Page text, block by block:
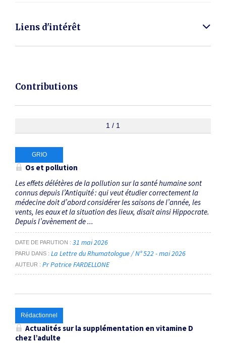
Liens d'intérêt
Contributions
1 / 1
GRIO
Os et pollution
Les effets délétères de la pollution sur la santé humaine sont
connus depuis l’Antiquité : qui veut étudier correctement la
médecine doit d’abord considérer les saisons de l’année, les
vents, les eaux et la situation des lieux, disait ainsi Hippocrate.
Depuis l’avènement de ...
DATE DE PARUTION 31 mai 2026
PARU DANS La Lettre du Rhumatologue / N° 522 - mai 2026
AUTEUR Pr Patrice FARDELLONE
Rédactionnel
Actualités sur la supplémentation en vitamine D
chez l’adulte